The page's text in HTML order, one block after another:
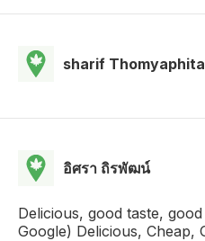
sharif
อิศรา ถิรพัฒน์
Delicious, good taste,
Google) Delicious, Cheap,